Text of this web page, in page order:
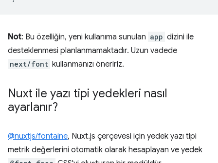
Not: Bu özelliğin, yeni kullanıma sunulan app dizini ile
desteklenmesi planlanmamaktadır. Uzun vadede
next/font kullanmanızı öneririz.
Nuxt ile yazı tipi yedekleri nasıl
ayarlanır?
@nuxtjs/fontaine, Nuxt.js çerçevesi için yedek yazı tipi
metrik değerlerini otomatik olarak hesaplayan ve yedek